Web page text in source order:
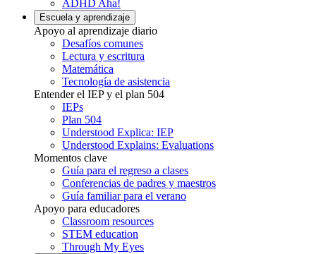
ADHD Aha!
Escuela y aprendizaje
Apoyo al aprendizaje diario
Desafíos comunes
Lectura y escritura
Matemática
Tecnología de asistencia
Entender el IEP y el plan 504
IEPs
Plan 504
Understood Explica: IEP
Understood Explains: Evaluations
Momentos clave
Guía para el regreso a clases
Conferencias de padres y maestros
Guía familiar para el verano
Apoyo para educadores
Classroom resources
STEM education
Through My Eyes